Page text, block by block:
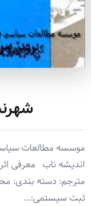
موسسه مطالعات
اندیشه ناب معرفی اثر
مترجم: دسته بندی:
ثبت سیستمی:...